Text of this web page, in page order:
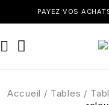
VOS ACHATS EN 2, 3 OU
Accueil / Tables /